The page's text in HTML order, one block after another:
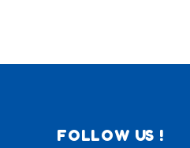
FOLLOW US !